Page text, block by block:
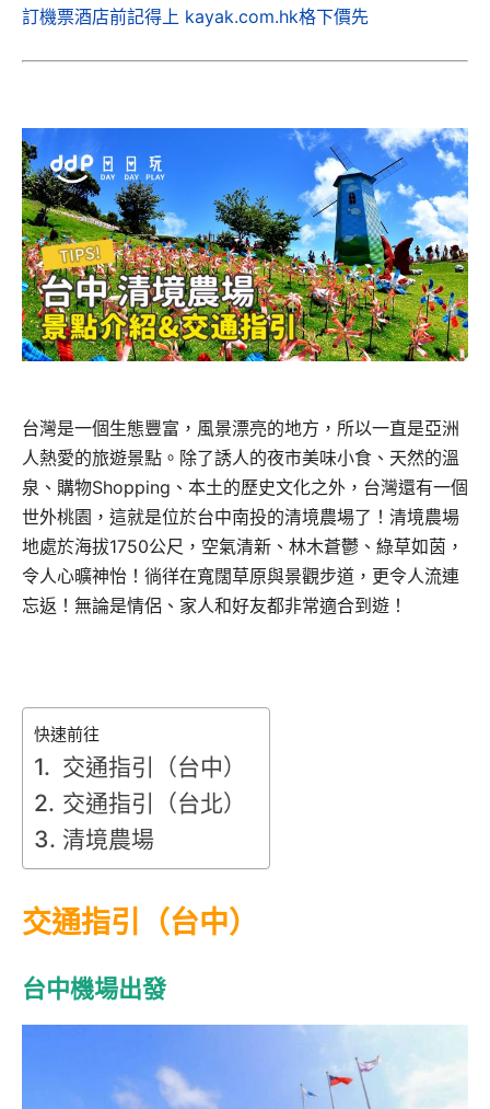
訂機票酒店前記得上 kayak.com.hk格下價先
台灣是一個生態豐富，風景漂亮的地方，所以一直是亞洲
人熱愛的旅遊景點。除了誘人的夜市美味小食、天然的溫
泉、購物Shopping、本土的歷史文化之外，台灣還有一個
世外桃園，這就是位於台中南投的清境農場了！清境農場
地處於海拔1750公尺，空氣清新、林木蒼鬱、綠草如茵，
令人心曠神怡！徜徉在寬闊草原與景觀步道，更令人流連
忘返！無論是情侶、家人和好友都非常適合到遊！
快速前往
交通指引（台中）
交通指引（台北）
清境農場
交通指引（台中）
台中機場出發